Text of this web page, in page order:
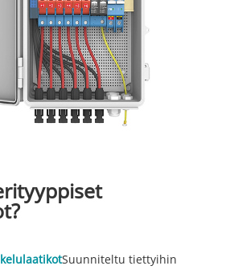
Suunniteltu tiettyihin